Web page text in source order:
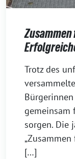
16.
März
2026
Trotz des
gemeinsam
sorgen. Die
[…]